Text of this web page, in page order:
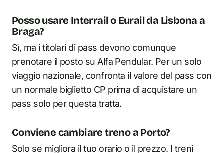
Posso usare Interrail o Eurail da Lisbona a
Braga?
Sì, ma i titolari di pass devono comunque
prenotare il posto su Alfa Pendular. Per un solo
viaggio nazionale, confronta il valore del pass con
un normale biglietto CP prima di acquistare un
pass solo per questa tratta.
Conviene cambiare treno a Porto?
Solo se migliora il tuo orario o il prezzo. I treni